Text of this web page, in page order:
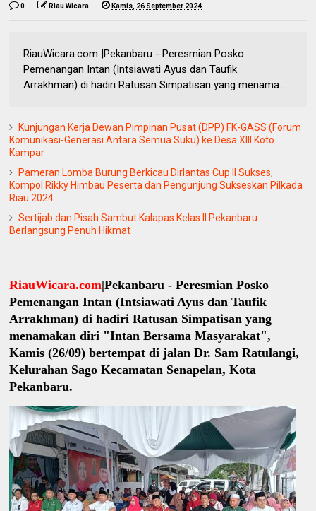
0 Riau Wicara Kamis, 26 September 2024
RiauWicara.com |Pekanbaru - Peresmian Posko
Pemenangan Intan (Intsiawati Ayus dan Taufik
Arrakhman) di hadiri Ratusan Simpatisan yang menama...
Kunjungan Kerja Dewan Pimpinan Pusat (DPP) FK-GASS (Forum
Komunikasi-Generasi Antara Semua Suku) ke Desa XIII Koto
Kampar
Pameran Lomba Burung Berkicau Dirlantas Cup II Sukses,
Kompol Rikky Himbau Peserta dan Pengunjung Sukseskan Pilkada
Riau 2024
Sertijab dan Pisah Sambut Kalapas Kelas II Pekanbaru
Berlangsung Penuh Hikmat
RiauWicara.com|Pekanbaru - Peresmian Posko
Pemenangan Intan (Intsiawati Ayus dan Taufik
Arrakhman) di hadiri Ratusan Simpatisan yang
menamakan diri "Intan Bersama Masyarakat",
Kamis (26/09) bertempat di jalan Dr. Sam Ratulangi,
Kelurahan Sago Kecamatan Senapelan, Kota
Pekanbaru.